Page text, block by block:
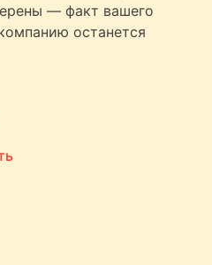
— факт вашего
останется